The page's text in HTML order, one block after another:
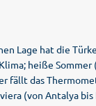
Lage hat die
heiße
fällt das
(von Antalya